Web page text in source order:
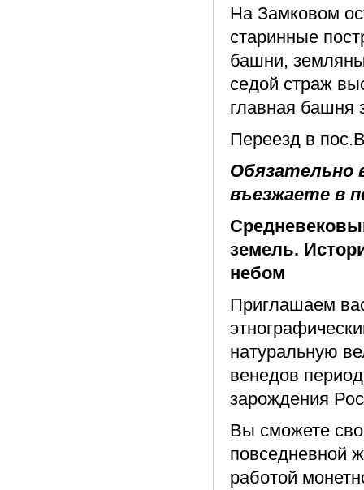
На Замковом
старинные
башни,
седой страж
главная башня
Переезд в
Обязательно
въезжаете в
земель.
небом
Приглашаем
натуральную
венедов
зарождения
Вы сможете
повседневной
работой